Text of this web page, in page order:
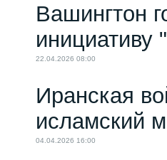
Вашингтон
22.04.2026 08:00
Иранская
исламский
04.04.2026 16:00